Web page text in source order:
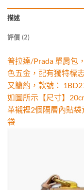
描述
評價 (2)
普拉達/Prada 單肩包
色五金，配有獨特標
又簡約，款號：
如圖所示【尺寸】
革襯裡2個隔層內貼
袋